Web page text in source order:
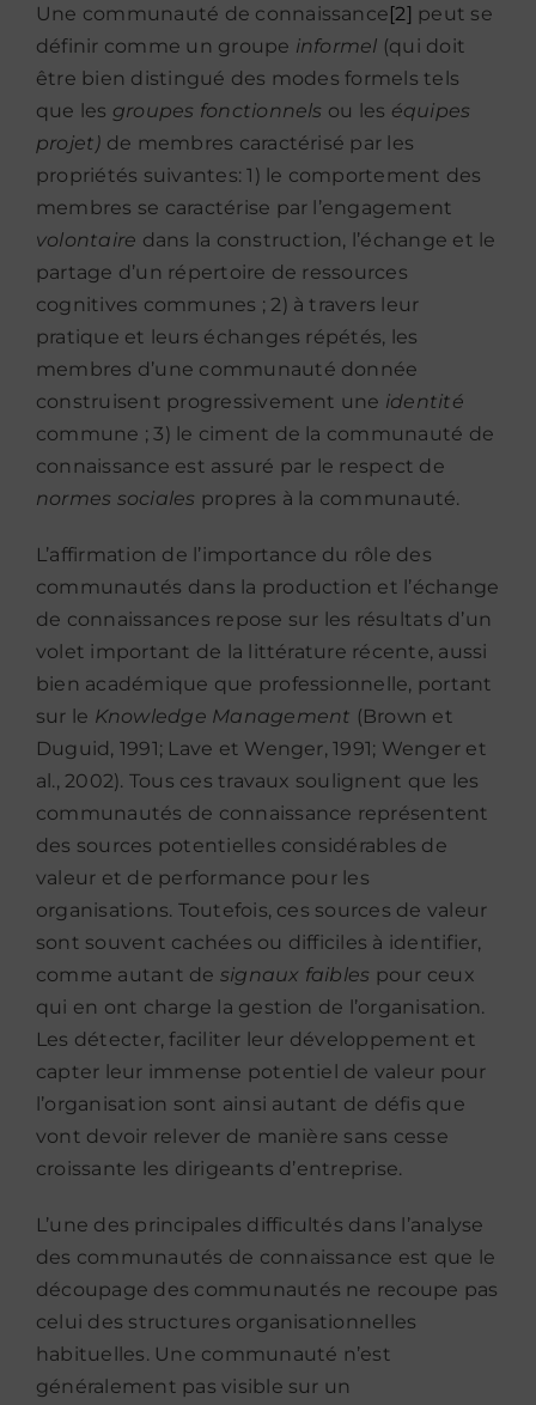
Une communauté de connaissance[2] peut se
définir comme un groupe informel (qui doit
être bien distingué des modes formels tels
que les groupes fonctionnels ou les équipes
projet) de membres caractérisé par les
propriétés suivantes: 1) le comportement des
membres se caractérise par l’engagement
volontaire dans la construction, l’échange et le
partage d’un répertoire de ressources
cognitives communes ; 2) à travers leur
pratique et leurs échanges répétés, les
membres d’une communauté donnée
construisent progressivement une identité
commune ; 3) le ciment de la communauté de
connaissance est assuré par le respect de
normes sociales propres à la communauté.
L’affirmation de l’importance du rôle des
communautés dans la production et l’échange
de connaissances repose sur les résultats d’un
volet important de la littérature récente, aussi
bien académique que professionnelle, portant
sur le Knowledge Management (Brown et
Duguid, 1991; Lave et Wenger, 1991; Wenger et
al., 2002). Tous ces travaux soulignent que les
communautés de connaissance représentent
des sources potentielles considérables de
valeur et de performance pour les
organisations. Toutefois, ces sources de valeur
sont souvent cachées ou difficiles à identifier,
comme autant de signaux faibles pour ceux
qui en ont charge la gestion de l’organisation.
Les détecter, faciliter leur développement et
capter leur immense potentiel de valeur pour
l’organisation sont ainsi autant de défis que
vont devoir relever de manière sans cesse
croissante les dirigeants d’entreprise.
L’une des principales difficultés dans l’analyse
des communautés de connaissance est que le
découpage des communautés ne recoupe pas
celui des structures organisationnelles
habituelles. Une communauté n’est
généralement pas visible sur un